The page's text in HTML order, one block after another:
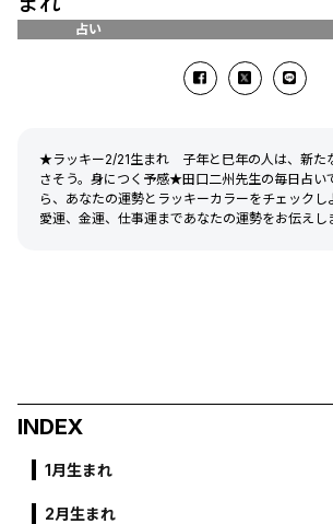
占い
★ラッキー2/21生まれ 子年と巳年の人は、新た
さそう。身につく予感★田口二州先生の毎日占い
ら、あなたの運勢とラッキーカラーをチェック
愛運、金運、仕事運まであなたの運勢をお伝えし
INDEX
1月生まれ
2月生まれ